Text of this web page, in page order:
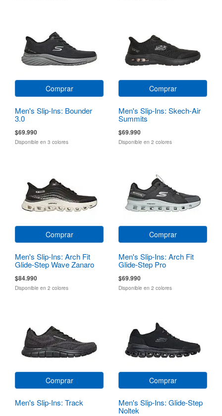
Comprar
Men's Slip-Ins: Bounder
3.0
$69.990
Disponible en 3 colores
Comprar
Men's Slip-Ins: Skech-Air
Summits
$69.990
Disponible en 2 colores
Comprar
Men's Slip-Ins: Arch Fit
Glide-Step Wave Zanaro
$84.990
Disponible en 2 colores
Comprar
Men's Slip-Ins: Arch Fit
Glide-Step Pro
$69.990
Disponible en 2 colores
Comprar
Men's Slip-Ins: Track
Comprar
Men's Slip-Ins: Glide-Step
Noltek